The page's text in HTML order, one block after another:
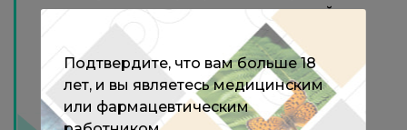
психотерапии и психосоматической
патологии ФПК МР Медицинского
института РУДН
Подтвердите, что вам больше 18
лет, и вы являетесь медицинским
или фармацевтическим